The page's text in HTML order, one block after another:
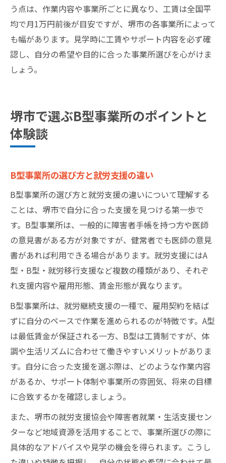
う点は、作業内容や事業所ごとに異なり、工賃は全国平
均で月1万円前後が目安ですが、堺市の各事業所によって
も幅があります。見学時に工賃やサポート内容を必ず確
認し、自分の希望や目的に合った事業所選びを心がけま
しょう。
堺市で選ぶB型事業所のポイントと
体験談
B型事業所の選び方と就労支援の違い
B型事業所の選び方と就労支援の違いについて理解する
ことは、堺市で自分に合った支援を見つける第一歩で
す。B型事業所は、一般的に障害者手帳を持つ方や医師
の意見書がある方が対象ですが、健常者でも医師の意見
書があれば利用できる場合があります。就労支援にはA
型・B型・就労移行支援など複数の種類があり、それぞ
れ支援内容や雇用形態、賃金形態が異なります。
B型事業所は、就労継続支援の一種で、雇用契約を結ば
ずに自分のペースで作業を進められるのが特徴です。A型
は最低賃金が保証される一方、B型は工賃制ですが、体
調や生活リズムに合わせて働きやすいメリットがありま
す。自分に合った支援を選ぶ際は、どのような作業内容
があるか、サポート体制や事業所の雰囲気、将来の目標
に合致するかを確認しましょう。
また、堺市の就労支援協会や障害者就業・生活支援セン
ターなど地域資源を活用することで、事業所選びの際に
具体的なアドバイスや見学の機会を得られます。こうし